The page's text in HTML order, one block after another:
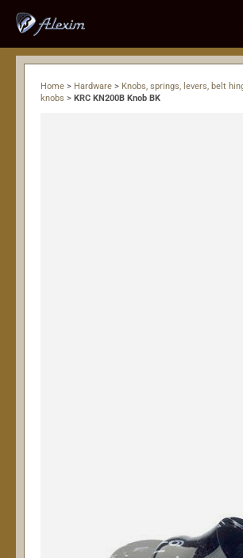
Home > Hardware > Knobs, springs, levers, belt
knobs > KRC KN200B Knob BK